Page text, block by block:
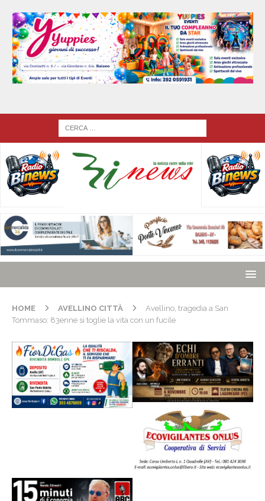
HOME AVELLINO CITTÀ
Avellino, tragedia a San
Tommaso: 83enne si toglie la vita con un fucile